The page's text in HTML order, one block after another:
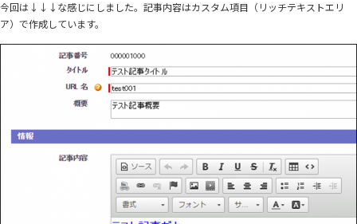
今回は↓↓↓な感じにしました。記事内容はカスタム項目（リッチテキストエリ
ア）で作成しています。